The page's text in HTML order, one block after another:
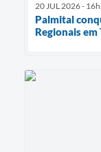
20 JUL 2026 -
Palmital
Regionais em